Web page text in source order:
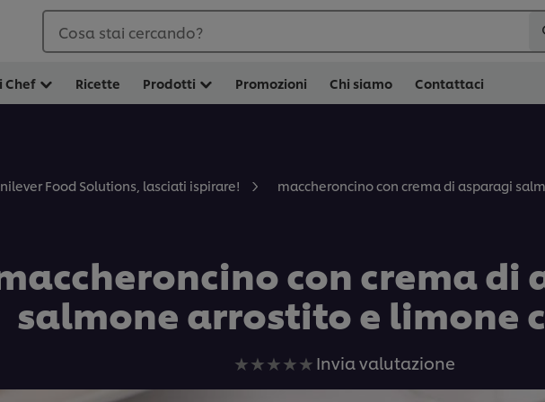
Cosa stai cercando?
Chef Ricette Prodotti Promozioni Chi siamo Contattaci
Food Solutions, lasciati ispirare! maccheroncino con crema di asparagi
con crema di
salmone arrostito e limone
Nessuna
valutazione
Invia valutazione